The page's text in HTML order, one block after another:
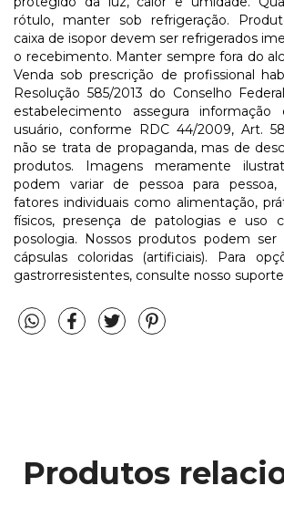
rótulo, manter sob refrigeração.
caixa de isopor devem ser refrigerados
o recebimento. Manter sempre fora do
Venda sob prescrição de profissional
Resolução 585/2013 do Conselho
estabelecimento assegura
usuário, conforme RDC 44/2009, Art.
não se trata de propaganda, mas de
produtos. Imagens meramente
podem variar de pessoa para
fatores individuais como alimentação,
físicos, presença de patologias e uso
posologia. Nossos produtos podem ser
cápsulas coloridas (artificiais). Para
gastrorresistentes, consulte nosso
Produtos